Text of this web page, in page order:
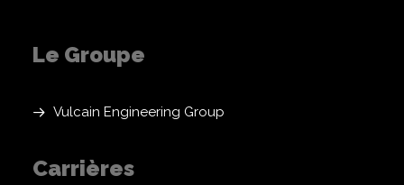
Le Groupe
Vulcain Engineering Group
Carrières